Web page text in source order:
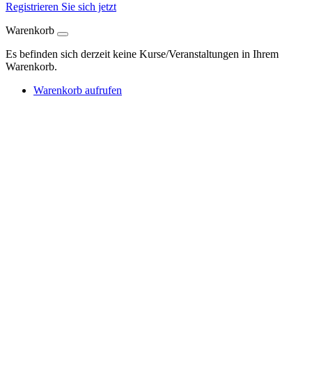
Registrieren Sie sich jetzt
Warenkorb
Es befinden sich derzeit keine Kurse/Veranstaltungen in Ihrem
Warenkorb.
Warenkorb aufrufen